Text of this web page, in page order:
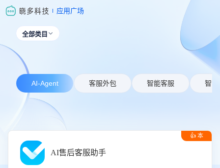
应用广场
全部类目 
AI-Agent 客服外包 智能客服 智能
👍 本
AI售后客服助手